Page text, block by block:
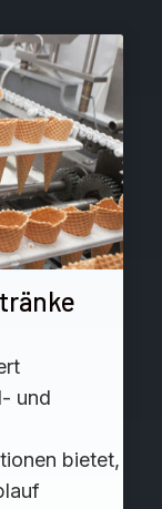
und
bietet,